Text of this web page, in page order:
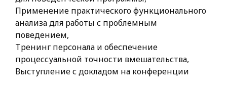
Применение практического функционального
анализа для работы с проблемным
поведением,
Тренинг персонала и обеспечение
процессуальной точности вмешательства,
Выступление с докладом на конференции